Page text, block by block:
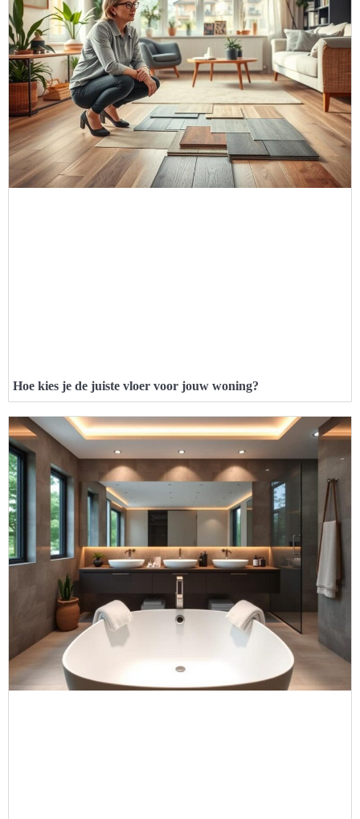
Hoe kies je de juiste vloer voor jouw woning?